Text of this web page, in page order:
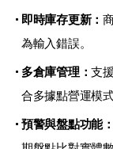
即時庫存更新：
為輸入錯誤。
多倉庫管理：支
合多據點營運模式
預警與盤點功能：